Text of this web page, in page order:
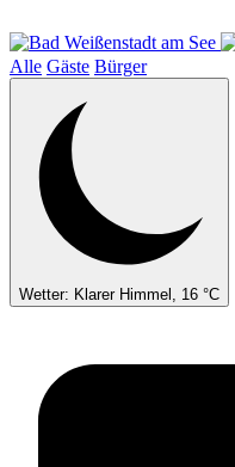
zum
Inhalt
Alle Gäste Bürger
Wetter: Klarer Himmel, 16 °C